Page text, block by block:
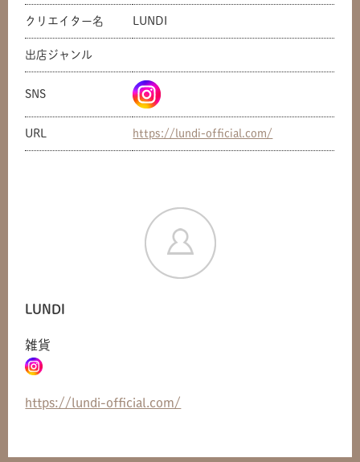
クリエイター名 LUNDI
出店ジャンル
SNS
URL https://lundi-official.com/
LUNDI
雑貨
https://lundi-official.com/